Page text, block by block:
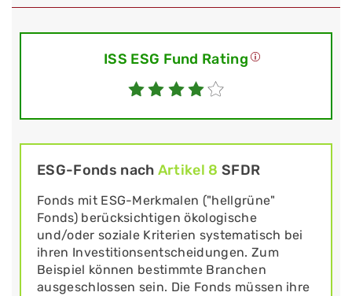
ISS ESG Fund Rating
ESG-Fonds nach Artikel 8 SFDR
Fonds mit ESG-Merkmalen ("hellgrüne"
Fonds) berücksichtigen ökologische
und/oder soziale Kriterien systematisch bei
ihren Investitionsentscheidungen. Zum
Beispiel können bestimmte Branchen
ausgeschlossen sein. Die Fonds müssen ihre